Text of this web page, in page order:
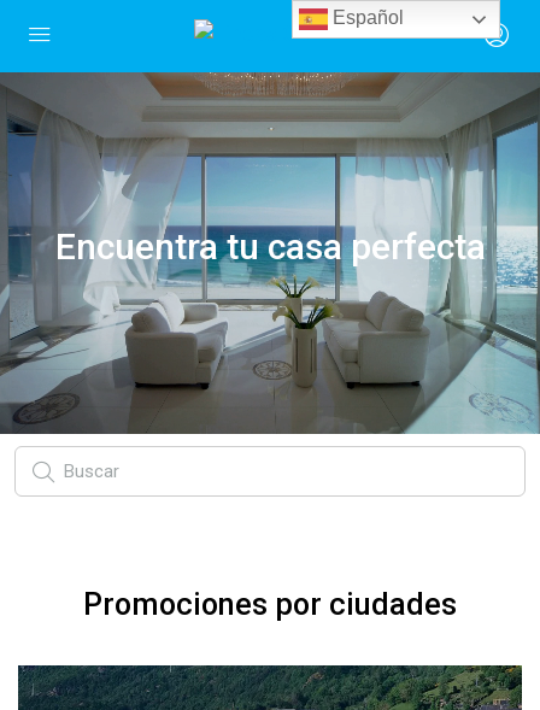
Encuentra tu casa perfecta
Promociones por ciudades
Español